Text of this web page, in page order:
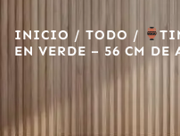
INICIO / TODO /
EN VERDE – 56 CM DE